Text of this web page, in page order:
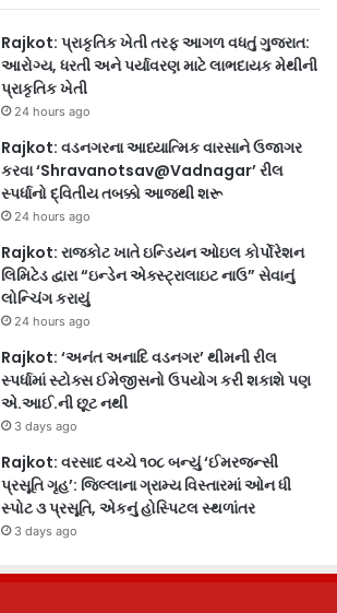
Rajkot: પ્રાકૃતિક ખેતી તરફ આગળ વધતું ગુજરાત:
આરોગ્ય, ધરતી અને પર્યાવરણ માટે લાભદાયક મેથીની
પ્રાકૃતિક ખેતી
24 hours ago
Rajkot: વડનગરના આધ્યાત્મિક વારસાને ઉજાગર
કરવા ‘Shravanotsav@Vadnagar’ રીલ
સ્પર્ધાનો દ્વિતીય તબક્કો આજથી શરૂ
24 hours ago
Rajkot: રાજકોટ ખાતે ઇન્ડિયન ઓઇલ કોર્પોરેશન
લિમિટેડ દ્વારા “ઇન્ડેન એક્સ્ટ્રાલાઇટ નાઉ” સેવાનું
લોન્ચિંગ કરાયું
24 hours ago
Rajkot: ‘અનંત અનાદિ વડનગર’ થીમની રીલ
સ્પર્ધામાં સ્ટોક્સ ઈમેજીસનો ઉપયોગ કરી શકાશે પણ
એ.આઈ.ની છૂટ નથી
3 days ago
Rajkot: વરસાદ વચ્ચે ૧૦૮ બન્યું ‘ઈમરજન્સી
પ્રસૂતિ ગૃહ’: જિલ્લાના ગ્રામ્ય વિસ્તારમાં ઓન ધી
સ્પોટ ૩ પ્રસૂતિ, એકનું હોસ્પિટલ સ્થળાંતર
3 days ago